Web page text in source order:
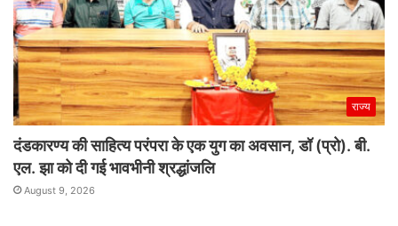
राज्य
दंडकारण्य की साहित्य परंपरा के एक युग का अवसान, डॉ (प्रो). बी.
एल. झा को दी गई भावभीनी श्रद्धांजलि
August 9, 2026